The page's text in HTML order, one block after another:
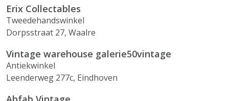
Erix Collectables
Tweedehandswinkel
Dorpsstraat 27, Waalre
Vintage warehouse galerie50vintage
Antiekwinkel
Leenderweg 277c, Eindhoven